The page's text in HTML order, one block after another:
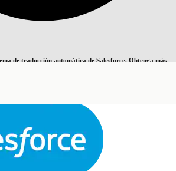
de traducción automática de Salesforce. Obtenga más